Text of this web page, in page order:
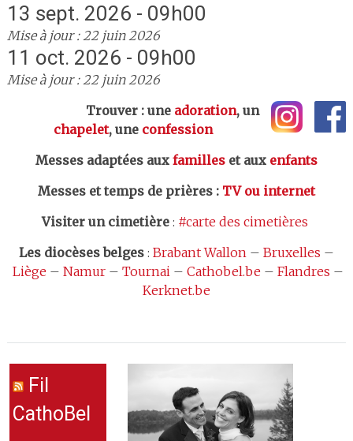
13 sept. 2026 - 09h00
Mise à jour : 22 juin 2026
11 oct. 2026 - 09h00
Mise à jour : 22 juin 2026
Trouver : une adoration, un
chapelet, une confession
Messes adaptées aux familleset aux enfants
Messes et temps de prières: TV ou internet
Visiter un cimetière: #carte des cimetières
Les diocèses belges: Brabant Wallon– Bruxelles –
Liège – Namur– Tournai– Cathobel.be – Flandres –
Kerknet.be
Fil
CathoBel